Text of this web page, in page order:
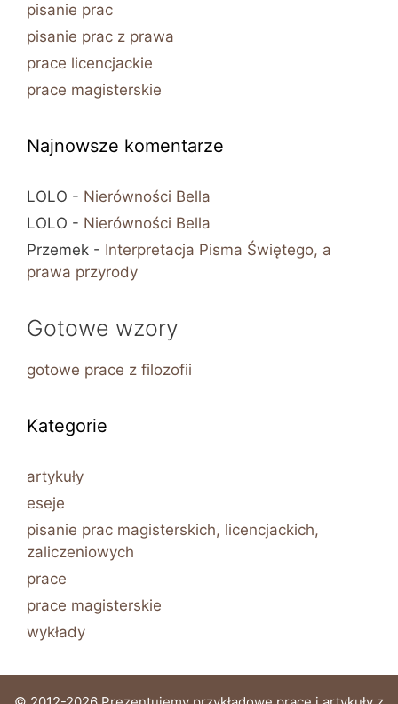
pisanie prac
pisanie prac z prawa
prace licencjackie
prace magisterskie
Najnowsze komentarze
LOLO - Nierówności Bella
LOLO - Nierówności Bella
Przemek - Interpretacja Pisma Świętego, a
prawa przyrody
Gotowe wzory
gotowe prace z filozofii
Kategorie
artykuły
eseje
pisanie prac magisterskich, licencjackich,
zaliczeniowych
prace
prace magisterskie
wykłady